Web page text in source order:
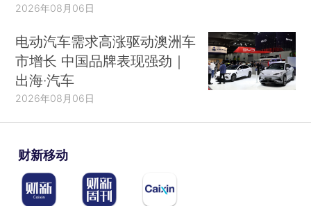
2026年08月06日
电动汽车需求高涨驱动澳洲车
市增长 中国品牌表现强劲｜
出海·汽车
2026年08月06日
财新移动